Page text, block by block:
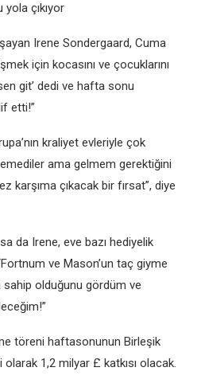
çıkıyor
Irene Sondergaard, Cuma
için kocasını ve çocuklarını
git’ dedi ve hafta sonu
etti!”
kraliyet evleriyle çok
ama gelmem gerektiğini
karşıma çıkacak bir fırsat”, diye
da Irene, eve bazı hediyelik
ve Mason’un taç giyme
olduğunu gördüm ve
töreni haftasonunun Birleşik
1,2 milyar £ katkısı olacak.